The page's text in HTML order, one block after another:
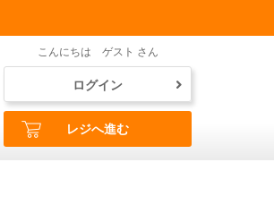
こんにちは ゲスト さん
ログイン
レジへ進む